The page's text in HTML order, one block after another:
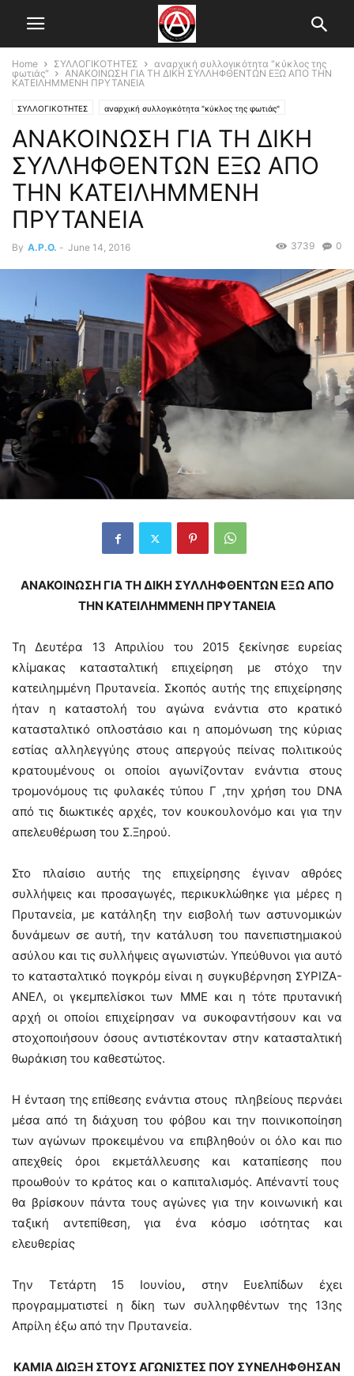
Home ΣΥΛΛΟΓΙΚΟΤΗΤΕΣ
αναρχική συλλογικότητα "κύκλος της
φωτιάς"
ΑΝΑΚΟΙΝΩΣΗ ΓΙΑ ΤΗ ΔΙΚΗ ΣΥΛΛΗΦΘΕΝΤΩΝ ΕΞΩ ΑΠΟ ΤΗΝ
ΚΑΤΕΙΛΗΜΜΕΝΗ ΠΡΥΤΑΝΕΙΑ
ΣΥΛΛΟΓΙΚΟΤΗΤΕΣ αναρχική συλλογικότητα "κύκλος της φωτιάς"
ΑΝΑΚΟΙΝΩΣΗ ΓΙΑ ΤΗ ΔΙΚΗ
ΣΥΛΛΗΦΘΕΝΤΩΝ ΕΞΩ ΑΠΟ
ΤΗΝ ΚΑΤΕΙΛΗΜΜΕΝΗ
ΠΡΥΤΑΝΕΙΑ
By A.P.O. - June 14, 2016 0
3739
ΑΝΑΚΟΙΝΩΣΗ ΓΙΑ ΤΗ ΔΙΚΗ ΣΥΛΛΗΦΘΕΝΤΩΝ ΕΞΩ ΑΠΟ
ΤΗΝ ΚΑΤΕΙΛΗΜΜΕΝΗ ΠΡΥΤΑΝΕΙΑ
Τη Δευτέρα 13 Απριλίου του 2015 ξεκίνησε ευρείας
κλίμακας κατασταλτική επιχείρηση με στόχο την
κατειλημμένη Πρυτανεία. Σκοπός αυτής της επιχείρησης
ήταν η καταστολή του αγώνα ενάντια στο κρατικό
κατασταλτικό οπλοστάσιο και η απομόνωση της κύριας
εστίας αλληλεγγύης στους απεργούς πείνας πολιτικούς
κρατουμένους οι οποίοι αγωνίζονταν ενάντια στους
τρομονόμους τις φυλακές τύπου Γ ,την χρήση του DNA
από τις διωκτικές αρχές, τον κουκουλονόμο και για την
απελευθέρωση του Σ.Ξηρού.
Στο πλαίσιο αυτής της επιχείρησης έγιναν αθρόες
συλλήψεις και προσαγωγές, περικυκλώθηκε για μέρες η
Πρυτανεία, με κατάληξη την εισβολή των αστυνομικών
δυνάμεων σε αυτή, την κατάλυση του πανεπιστημιακού
ασύλου και τις συλλήψεις αγωνιστών. Υπεύθυνοι για αυτό
το κατασταλτικό πογκρόμ είναι η συγκυβέρνηση ΣΥΡΙΖΑ-
ΑΝΕΛ, οι γκεμπελίσκοι των ΜΜΕ και η τότε πρυτανική
αρχή οι οποίοι επιχείρησαν να συκοφαντήσουν και να
στοχοποιήσουν όσους αντιστέκονταν στην κατασταλτική
θωράκιση του καθεστώτος.
Η ένταση της επίθεσης ενάντια στους πληβείους περνάει
μέσα από τη διάχυση του φόβου και την ποινικοποίηση
των αγώνων προκειμένου να επιβληθούν οι όλο και πιο
απεχθείς όροι εκμετάλλευσης και καταπίεσης που
προωθούν το κράτος και ο καπιταλισμός. Απέναντί τους
θα βρίσκουν πάντα τους αγώνες για την κοινωνική και
ταξική αντεπίθεση, για ένα κόσμο ισότητας και
ελευθερίας
Την Τετάρτη 15 Ιουνίου, στην Ευελπίδων έχει
προγραμματιστεί η δίκη των συλληφθέντων της 13ης
Απρίλη έξω από την Πρυτανεία.
ΚΑΜΙΑ ΔΙΩΞΗ ΣΤΟΥΣ ΑΓΩΝΙΣΤΕΣ ΠΟΥ ΣΥΝΕΛΗΦΘΗΣΑΝ